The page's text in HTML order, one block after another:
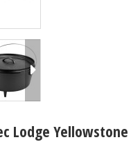
Lodge Yellowstone